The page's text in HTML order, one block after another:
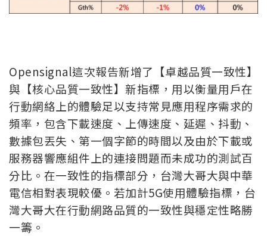
Opensignal這次報告新增了【卓越品質一致性】
與【核心品質一致性】新指標，用以衡量用戶在
行動網絡上的體驗足以支持常見應用程序需求的
頻率，包含下載速度、上傳速度、延遲、抖動、
數據包丟失、第一個字節的時間以及由於下載或
服務器響應組件上的連接問題而未成功的測試百
分比。在一致性的指標部分，台灣大哥大與中華
電信相對表現較優。若加計5G使用體驗指標，台
灣大哥大在行動網路品質的一致性與穩定性略勝
一籌。